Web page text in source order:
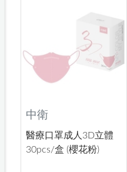
中衛
醫療口罩成人3D立體
30pcs/盒 (櫻花粉)